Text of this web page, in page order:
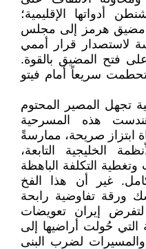
أدواتها الإقليمية؛
مضيق هرمز إلى مجلس
لاستصدار قرار أممي
فتح المضيق بالقوة.
تحطمت سريعاً أمام فيتو
تجهل المصير المحتوم
هذه المسرحية
ابتزاز صريحة، ممارسةً
الخليجية التابعة،
التكلفة الباهظة
غير أن هذا الفخ
ورقة تفاوضية رابحة
إيران تعويضات
التي حُولت أراضيها إلى
لضرب البنى